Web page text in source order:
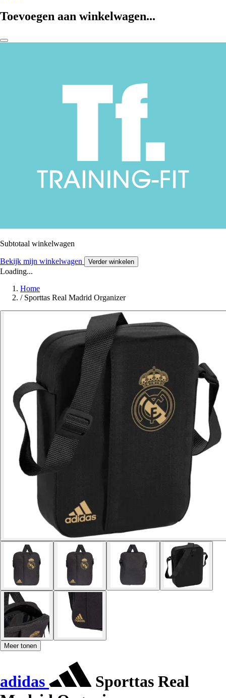
Toevoegen aan winkelwagen...
Subtotaal winkelwagen
Bekijk mijn winkelwagen Verder winkelen
Loading...
Home
/ Sporttas Real Madrid Organizer
Meer tonen
adidas
Sporttas Real